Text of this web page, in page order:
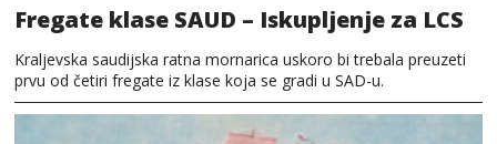
Fregate klase SAUD – Iskupljenje za LCS
Kraljevska saudijska ratna mornarica uskoro bi trebala preuzeti
prvu od četiri fregate iz klase koja se gradi u SAD-u.